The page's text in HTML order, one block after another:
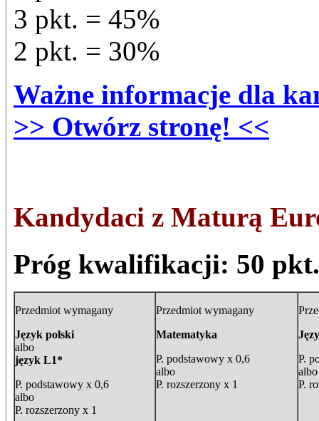
3 pkt. = 45%
2 pkt. = 30%
Ważne informacje dla
>> Otwórz stronę! <<
Kandydaci z Maturą
Próg kwalifikacji: 50 pkt.
Przedmiot wymagany
Język polski
albo
język L1*
P. podstawowy x 0,6
albo
P. rozszerzony x 1
Przedmiot wymagany
Matematyka
P. podstawowy x 0,6
albo
P. rozszerzony x 1
P.
albo
P.